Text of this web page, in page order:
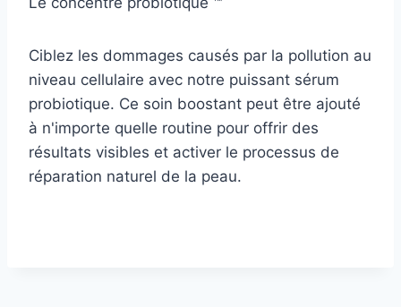
Ciblez les dommages causés par la pollution au
niveau cellulaire avec notre puissant sérum
probiotique. Ce soin boostant peut être ajouté
à n'importe quelle routine pour offrir des
résultats visibles et activer le processus de
réparation naturel de la peau.